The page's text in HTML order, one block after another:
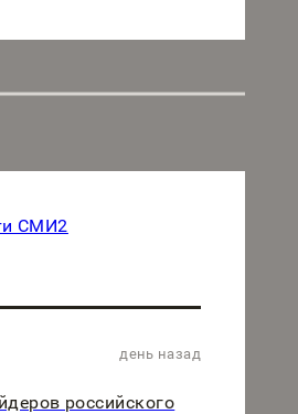
СМИ2
день назад
российского